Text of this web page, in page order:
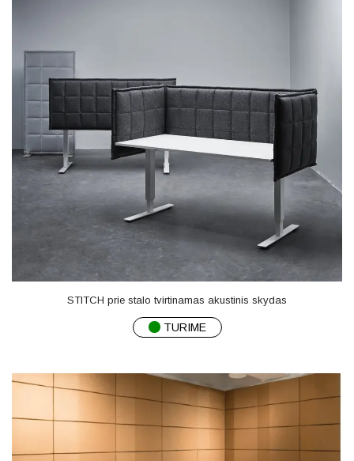
STITCH prie stalo tvirtinamas akustinis skydas
TURIME